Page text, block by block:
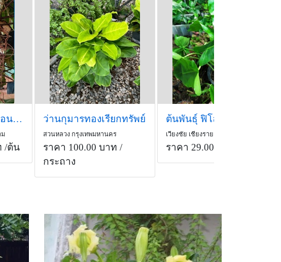
กอใหญ่ ฟิโลเดนดรอนมรกตแดง
ม
/ต้น
ว่านกุมารทองเรียกทรัพย์
สวนหลวง กรุงเทพมหานคร
ราคา 100.00 บาท /
กระถาง
เวียงชัย เชียงราย
ราคา 29.00 บาท